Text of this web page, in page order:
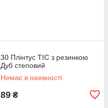
30 Плінтус ТІС з резинкою
Дуб степовий
Немає в наявності
89 ₴